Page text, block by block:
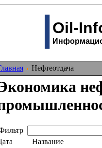
Oil-
Нефтеотдача
Название